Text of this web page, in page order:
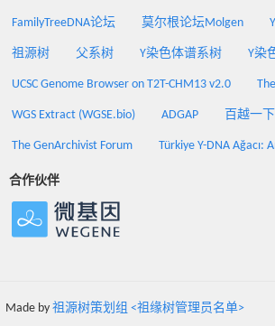
FamilyTreeDNA论坛 莫尔根论坛Molgen
祖源树 父系树 Y染色体谱系树 Y染
UCSC Genome Browser on T2T-CHM13 v2.0
WGS Extract (WGSE.bio) ADGAP 百越一
The GenArchivist Forum Türkiye Y-DNA Ağacı:
合作伙伴
Made by 祖源树策划组 <祖缘树管理员名单>